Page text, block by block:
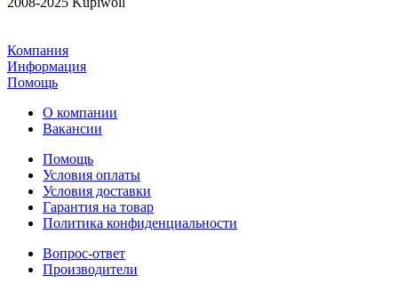
Компания
Информация
Помощь
О компании
Вакансии
Помощь
Условия оплаты
Условия доставки
Гарантия на товар
Политика конфиденциальности
Вопрос-ответ
Производители